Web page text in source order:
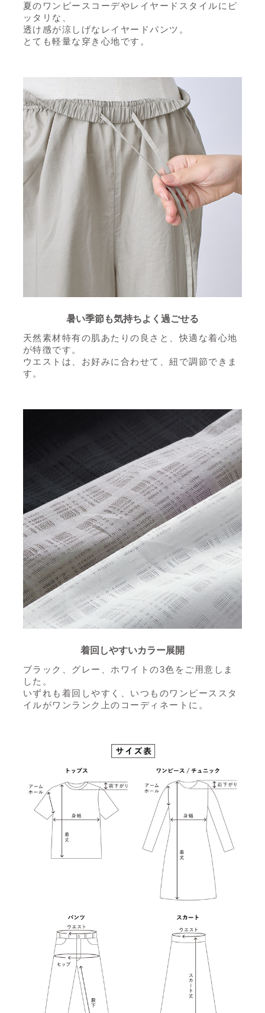
夏のワンピースコーデやレイヤードスタイルにピ
ッタリな、
透け感が涼しげなレイヤードパンツ。
とても軽量な穿き心地です。
暑い季節も気持ちよく過ごせる
天然素材特有の肌あたりの良さと、快適な着心地
が特徴です。
ウエストは、お好みに合わせて、紐で調節できま
す。
着回しやすいカラー展開
ブラック、グレー、ホワイトの3色をご用意しま
した。
いずれも着回しやすく、いつものワンピーススタ
イルがワンランク上のコーディネートに。